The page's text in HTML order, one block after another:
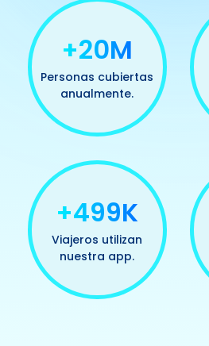
+20M
Personas cubiertas
anualmente.
+500K
Viajeros utilizan
nuestra app.